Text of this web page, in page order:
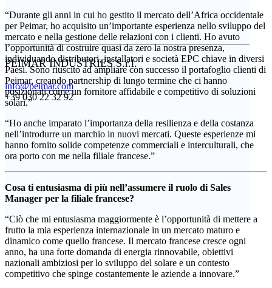
PEIMAR INDUSTRIES S.r.l.
info@peimar.com
+39 030 22 32 92
“Durante gli anni in cui ho gestito il mercato dell’Africa occidentale
per Peimar, ho acquisito un’importante esperienza nello sviluppo del
mercato e nella gestione delle relazioni con i clienti. Ho avuto
l’opportunità di costruire quasi da zero la nostra presenza,
individuando distributori, installatori e società EPC chiave in diversi
Paesi. Sono riuscito ad ampliare con successo il portafoglio clienti di
Peimar, creando partnership di lungo termine che ci hanno
posizionati come un fornitore affidabile e competitivo di soluzioni
solari.”
“Ho anche imparato l’importanza della resilienza e della costanza
nell’introdurre un marchio in nuovi mercati. Queste esperienze mi
hanno fornito solide competenze commerciali e interculturali, che
ora porto con me nella filiale francese.”
Cosa ti entusiasma di più nell’assumere il ruolo di Sales
Manager per la filiale francese?
“Ciò che mi entusiasma maggiormente è l’opportunità di mettere a
frutto la mia esperienza internazionale in un mercato maturo e
dinamico come quello francese. Il mercato francese cresce ogni
anno, ha una forte domanda di energia rinnovabile, obiettivi
nazionali ambiziosi per lo sviluppo del solare e un contesto
competitivo che spinge costantemente le aziende a innovare.”